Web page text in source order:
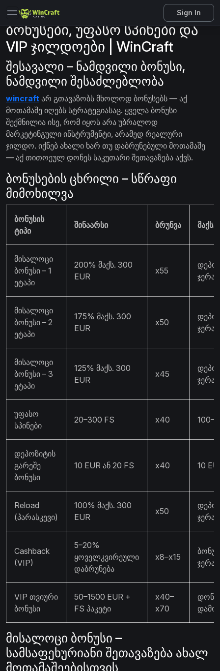
Sign In
ბონუსები, უფასო სპინები და
VIP ჯილდოები | WinCraft
შესავალი – ნამდვილი ბონუსი,
ნამდვილი შესაძლებლობა
wincraft არ გთავაზობს მხოლოდ ბონუსებს — აქ
მოთამაშე იღებს სტრატეგიასაც. ყველა ბონუსი
შექმნილია ისე, რომ იყოს არა უბრალოდ
მარკეტინგული ინსტრუმენტი, არამედ რეალური
ჯილდო. იქნებ ახალი ხარ თუ დაბრუნებული მოთამაშე
— აქ თითოეულ დონეს საკუთარი შეთავაზება აქვს.
ბონუსების ცხრილი – სწრაფი
მიმოხილვა
ბონუსის
ტიპი
შინაარსი ბრუნვა მაქს.
მისალოცი
ბონუსი – 1
ეტაპი
200% მაქს. 300
EUR
x55
მისალოცი
ბონუსი – 2
ეტაპი
175% მაქს. 300
EUR
x50
მისალოცი
ბონუსი – 3
ეტაპი
125% მაქს. 300
EUR
x45
უფასო
სპინები
20–300 FS x40
დეპოზიტის
გარეშე
ბონუსი
10 EUR ან 20 FS x40 10
Reload
(პარასკევი)
100% მაქს. 300
EUR
x50
Cashback
(VIP)
5–20%
ყოველკვირეული
დაბრუნება
x8–x15
VIP თვიური
ბონუსი
50–1500 EUR +
FS პაკეტი
x40–
x70
მისალოცი ბონუსი –
სამსაფეხურიანი შეთავაზება ახალ
მოთამაშეებისთვის